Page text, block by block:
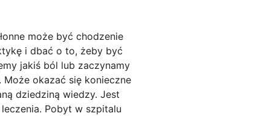
może być chodzenie
i dbać o to, żeby być
jakiś ból lub zaczynamy
okazać się konieczne
dziedziną wiedzy. Jest
Pobyt w szpitalu